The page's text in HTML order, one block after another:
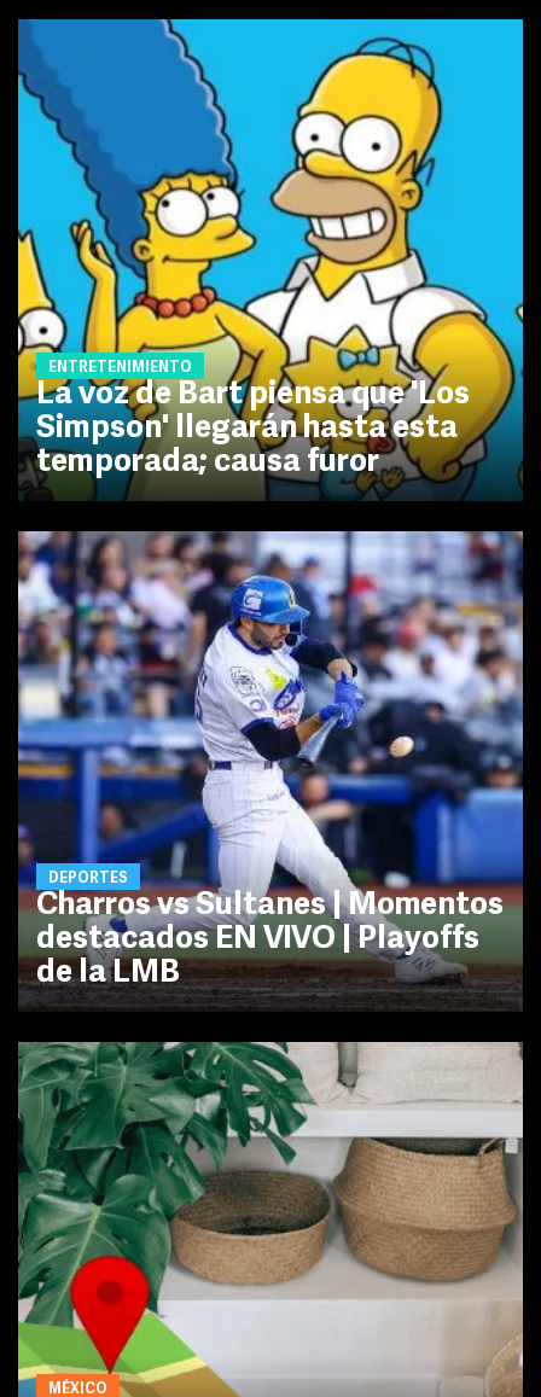
ENTRETENIMIENTO
La voz de Bart piensa que 'Los
Simpson' llegarán hasta esta
temporada; causa furor
DEPORTES
Charros vs Sultanes | Momentos
destacados EN VIVO | Playoffs
de la LMB
MÉXICO